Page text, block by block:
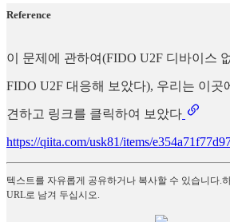
Reference
이 문제에 관하여(FIDO U2F 디바이스
FIDO U2F 대응해 보았다), 우리는 이곳
견하고 링크를 클릭하여 보았다
https://qiita.com/usk81/items/
텍스트를 자유롭게 공유하거나 복사할 수 있습니다.
URL로 남겨 두십시오.